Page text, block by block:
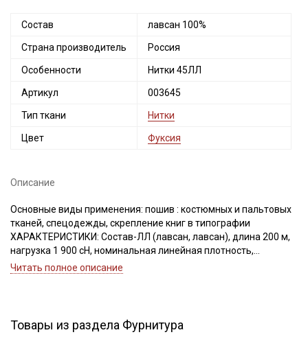
Состав лавсан 100%
Страна производитель Россия
Особенности Нитки 45ЛЛ
Артикул 003645
Тип ткани Нитки
Цвет Фуксия
Описание
Основные виды применения: пошив : костюмных и пальтовых
тканей, спецодежды, скрепление книг в типографии
ХАРАКТЕРИСТИКИ: Состав-ЛЛ (лавсан, лавсан), длина 200 м,
нагрузка 1 900 сН, номинальная линейная плотность,
Текс(структура)- 43,5 (21Текс*2)
Читать полное описание
Товары из раздела Фурнитура
Мы публикуем здесь дополнительные
категории тканей
Ознакомлен(а) сПолитикой обработки персональных
данныхи даю
Согласие на обработку персональных
данных